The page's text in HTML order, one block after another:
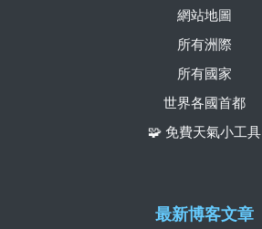
網站地圖
所有洲際
所有國家
世界各國首都
🧩 免費天氣小工具
最新博客文章